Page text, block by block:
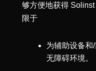
够方便地获得
限于
为辅助设备和
无障碍环境。